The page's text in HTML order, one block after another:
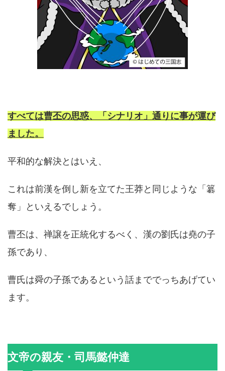
すべては曹丕の思惑、「シナリオ」通りに事が運び
ました。
平和的な解決とはいえ、
これは前漢を倒し新を立てた王莽と同じような「簒
奪」といえるでしょう。
曹丕は、禅譲を正統化するべく、漢の劉氏は堯の子
孫であり、
曹氏は舜の子孫であるという話まででっちあげてい
ます。
文帝の親友・司馬懿仲達